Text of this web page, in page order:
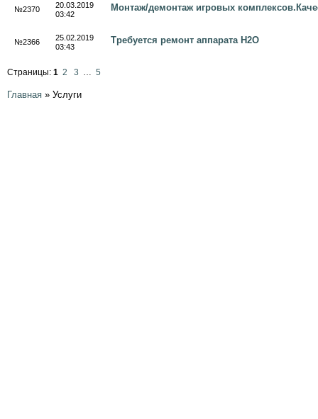
№2370
20.03.2019
03:42
Монтаж/демонтаж игровых
№2366
25.02.2019
03:43
Требуется ремонт аппарата H2O
Страницы: 1 2 3 5
Главная » Услуги